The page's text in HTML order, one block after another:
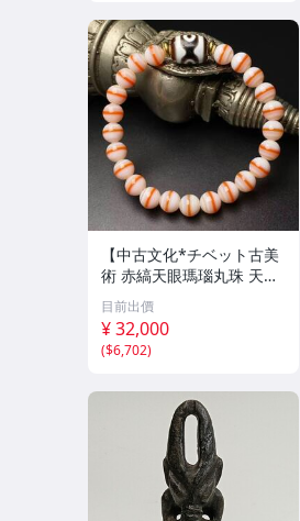
【中古文化*チベット古美
術 赤縞天眼瑪瑙丸珠 天地
天珠組み合わせブレスレッ
ト 縞瑪瑙 古玩 アンティー
ク お守り コレクション 腕
輪 】
目前出價
¥ 32,000
($6,702)